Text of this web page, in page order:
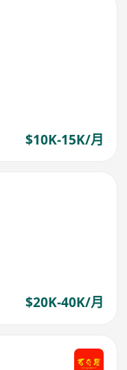
$10K-15K/月
$20K-40K/月